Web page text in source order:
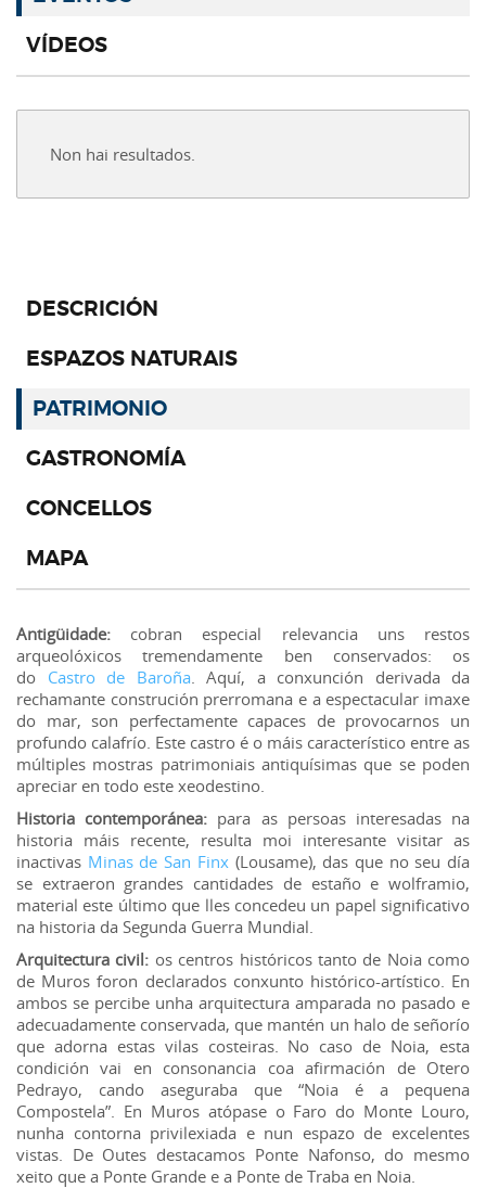
VÍDEOS
Non hai resultados.
DESCRICIÓN
ESPAZOS NATURAIS
PATRIMONIO
GASTRONOMÍA
CONCELLOS
MAPA
Antigüidade: cobran especial relevancia uns restos
arqueolóxicos tremendamente ben conservados: os
do Castro de Baroña. Aquí, a conxunción derivada da
rechamante construción prerromana e a espectacular imaxe
do mar, son perfectamente capaces de provocarnos un
profundo calafrío. Este castro é o máis característico entre as
múltiples mostras patrimoniais antiquísimas que se poden
apreciar en todo este xeodestino.
Historia contemporánea: para as persoas interesadas na
historia máis recente, resulta moi interesante visitar as
inactivas Minas de San Finx(Lousame), das que no seu día
se extraeron grandes cantidades de estaño e wolframio,
material este último que lles concedeu un papel significativo
na historia da Segunda Guerra Mundial.
Arquitectura civil: os centros históricos tanto de Noia como
de Muros foron declarados conxunto histórico-artístico. En
ambos se percibe unha arquitectura amparada no pasado e
adecuadamente conservada, que mantén un halo de señorío
que adorna estas vilas costeiras. No caso de Noia, esta
condición vai en consonancia coa afirmación de Otero
Pedrayo, cando aseguraba que “Noia é a pequena
Compostela”. En Muros atópase o Faro do Monte Louro,
nunha contorna privilexiada e nun espazo de excelentes
vistas. De Outes destacamos Ponte Nafonso, do mesmo
xeito que a Ponte Grande e a Ponte de Traba en Noia.